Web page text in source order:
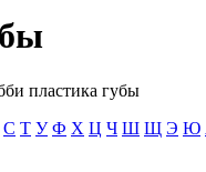
пластика губы
С Т У Ф Х Ц Ч Ш Щ Э Ю